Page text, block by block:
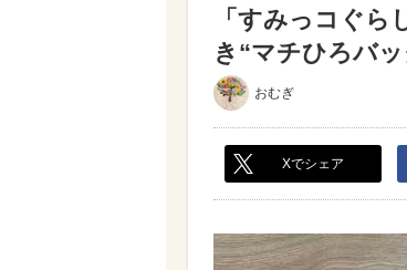
「すみっコぐ
き“マチひろバ
おむぎ
Xでシェア